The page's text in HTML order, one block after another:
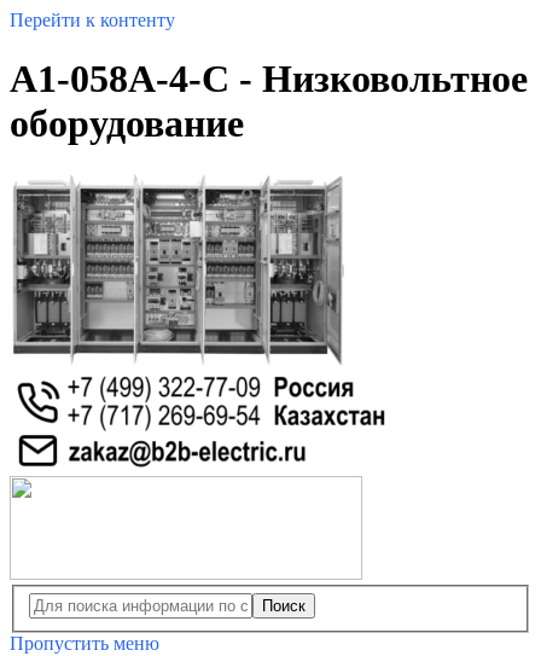
Перейти к контенту
A1-058A-4-C - Низковольтное
оборудование
Поиск
Пропустить меню